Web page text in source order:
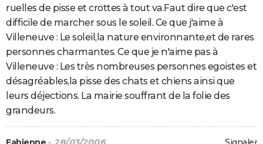
ruelles de pisse et crottes à tout va.Faut dire que c'est
difficile de marcher sous le soleil. Ce que j'aime à
Villeneuve : Le soleil,la nature environnante,et de rares
personnes charmantes. Ce que je n'aime pas à
Villeneuve : Les très nombreuses personnes egoistes et
désagréables,la pisse des chats et chiens ainsi que
leurs déjections. La mairie souffrant de la folie des
grandeurs.